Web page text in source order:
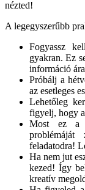
nézted!
A legegyszerűbb
Fogyassz
gyakran. Ez
információ
Próbálj a
az esetleges
Lehetőleg
figyelj, hogy
Most ez a
feladatodra!
Ha nem jut
kezed! Így
kreatív